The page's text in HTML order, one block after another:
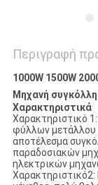
Περιγραφή
1000W 1500W
Μηχανή
Χαρακτηριστικά
Χαρακτηριστικό
φύλλων μετάλλου
αποτέλεσμα
παραδοσιακών
ηλεκτρικών